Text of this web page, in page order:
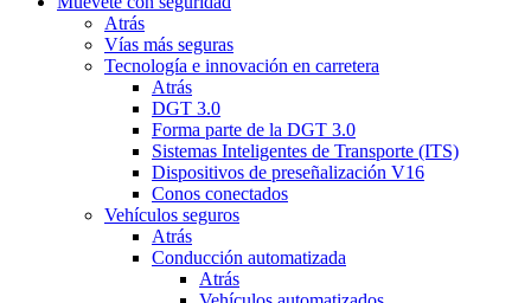
Atrás
Vías más seguras
Tecnología e innovación en carretera
Atrás
DGT 3.0
Forma parte de la DGT 3.0
Sistemas Inteligentes de Transporte (ITS)
Dispositivos de preseñalización V16
Conos conectados
Vehículos seguros
Atrás
Conducción automatizada
Atrás